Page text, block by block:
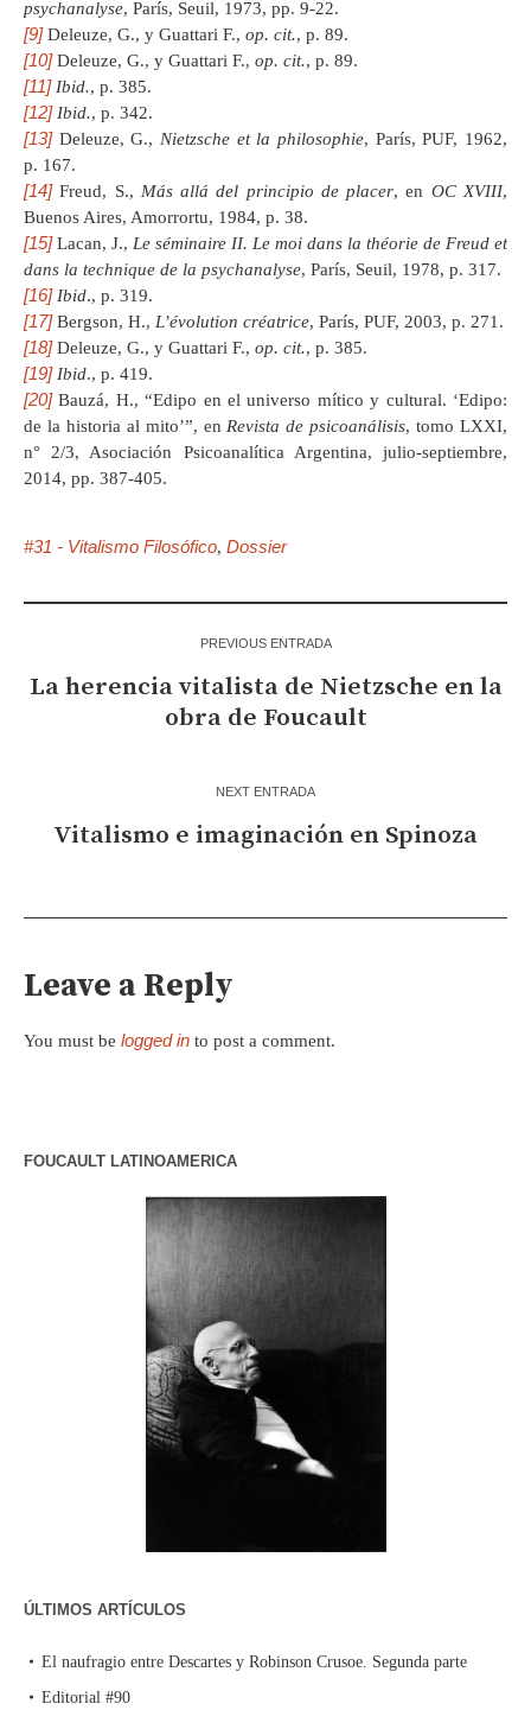
psychanalyse, París, Seuil, 1973, pp. 9-22.
[9]Deleuze, G., y Guattari F., op. cit., p. 89.
[10]Deleuze, G., y Guattari F., op. cit., p. 89.
[11] Ibid., p. 385.
[12] Ibid., p. 342.
[13]Deleuze, G., Nietzsche et la philosophie, París, PUF, 1962,
p. 167.
[14]Freud, S., Más allá del principio de placer, en OC XVIII,
Buenos Aires, Amorrortu, 1984, p. 38.
[15]Lacan, J., Le séminaire II. Le moi dans la théorie de Freud et
dans la technique de la psychanalyse, París, Seuil, 1978, p. 317.
[16] Ibid., p. 319.
[17]Bergson, H., L’évolution créatrice, París, PUF, 2003, p. 271.
[18]Deleuze, G., y Guattari F., op. cit., p. 385.
[19] Ibid., p. 419.
[20]Bauzá, H., “Edipo en el universo mítico y cultural. ‘Edipo:
de la historia al mito’”, en Revista de psicoanálisis, tomo LXXI,
n° 2/3, Asociación Psicoanalítica Argentina, julio-septiembre,
2014, pp. 387-405.
#31 - Vitalismo Filosófico, Dossier
PREVIOUS ENTRADA
La herencia vitalista de Nietzsche en la
obra de Foucault
NEXT ENTRADA
Vitalismo e imaginación en Spinoza
Leave a Reply
You must be logged in to post a comment.
FOUCAULT LATINOAMERICA
ÚLTIMOS ARTÍCULOS
El naufragio entre Descartes y Robinson Crusoe. Segunda parte
Editorial #90